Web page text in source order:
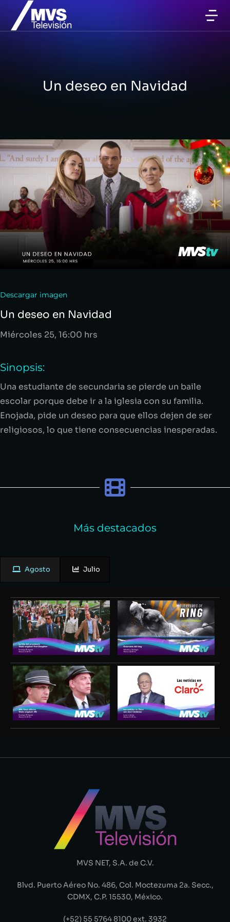
Un deseo en Navidad
Descargar imagen
Un deseo en Navidad
Miércoles 25, 16:00 hrs
Sinopsis:
Una estudiante de secundaria se pierde un baile
escolar porque debe ir a la iglesia con su familia.
Enojada, pide un deseo para que ellos dejen de ser
religiosos, lo que tiene consecuencias inesperadas.
Más destacados
Agosto Julio
MVS NET, S.A. de C.V.
Blvd. Puerto Aéreo No. 486, Col. Moctezuma 2a. Secc.,
CDMX, C.P. 15530, México.
(+52) 55 5764 8100 ext. 3932